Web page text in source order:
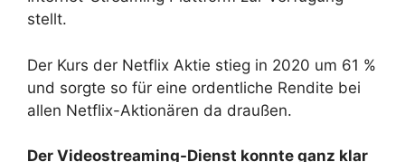
stellt.
Der Kurs der Netflix Aktie stieg in 2020 um 61 %
und sorgte so für eine ordentliche Rendite bei
allen Netflix-Aktionären da draußen.
Der Videostreaming-Dienst konnte ganz klar